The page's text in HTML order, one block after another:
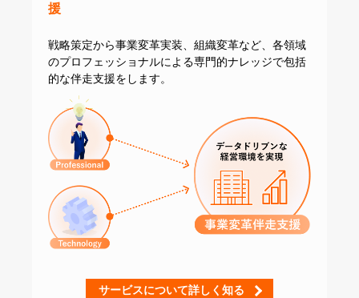
援
戦略策定から事業変革実装、組織変革など、 各領域
のプロフェッショナルによる専門的ナレッジで包括
的な伴走支援をします。
サービスについて詳しく知る